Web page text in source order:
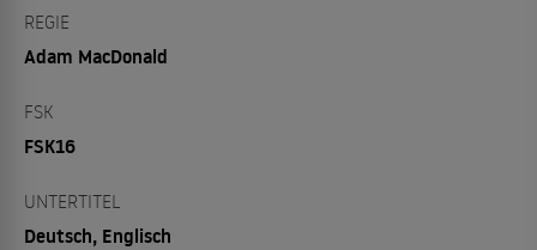
REGIE
Adam MacDonald
FSK
FSK16
UNTERTITEL
Deutsch, Englisch